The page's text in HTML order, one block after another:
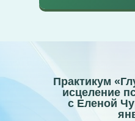
Практикум
исцеление
с Еленой